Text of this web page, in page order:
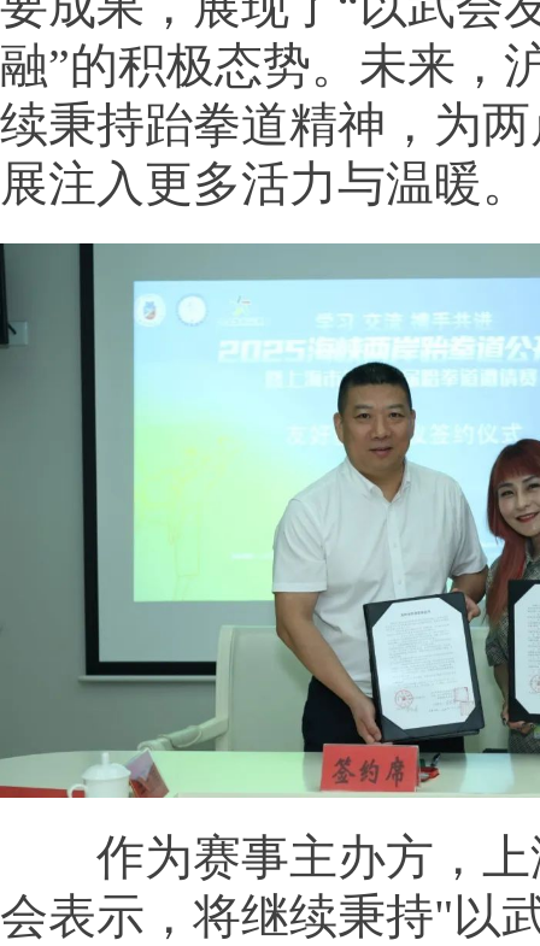
融”的积极态势。未来，
续秉持跆拳道精神，为
展注入更多活力与温暖。
作为赛事主办方，上
会表示，将继续秉持"以